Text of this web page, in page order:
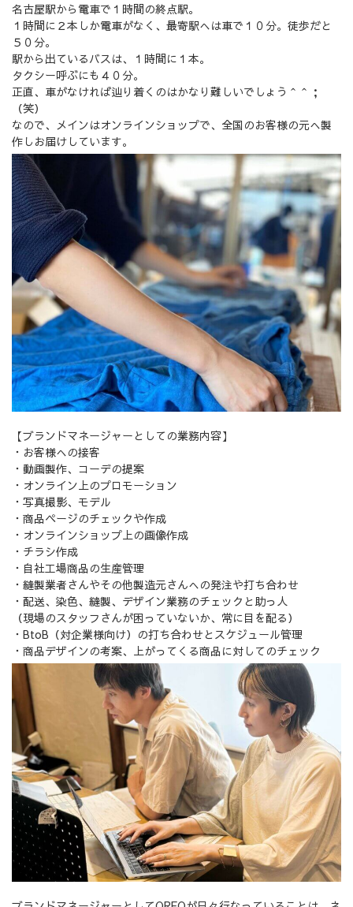
名古屋駅から電車で１時間の終点駅。
１時間に２本しか電車がなく、最寄駅へは車で１０分。徒歩だと
５０分。
駅から出ているバスは、１時間に１本。
タクシー呼ぶにも４０分。
正直、車がなければ辿り着くのはかなり難しいでしょう＾＾；
（笑）
なので、メインはオンラインショップで、全国のお客様の元へ製
作しお届けしています。
【ブランドマネージャーとしての業務内容】
・お客様への接客
・動画製作、コーデの提案
・オンライン上のプロモーション
・写真撮影、モデル
・商品ページのチェックや作成
・オンラインショップ上の画像作成
・チラシ作成
・自社工場商品の生産管理
・縫製業者さんやその他製造元さんへの発注や打ち合わせ
・配送、染色、縫製、デザイン業務のチェックと助っ人
（現場のスタッフさんが困っていないか、常に目を配る）
・BtoB（対企業様向け）の打ち合わせとスケジュール管理
・商品デザインの考案、上がってくる商品に対してのチェック